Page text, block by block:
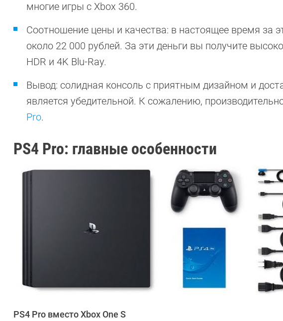
многие игры с Xbox 360.
Соотношение цены и качества: в настоящее время за
около 22 000 рублей. За эти деньги вы получите
HDR и 4K Blu-Ray.
Вывод: солидная консоль с приятным дизайном и
является убедительной. К сожалению,
Pro.
PS4 Pro: главные особенности
PS4 Pro вместо Xbox One S